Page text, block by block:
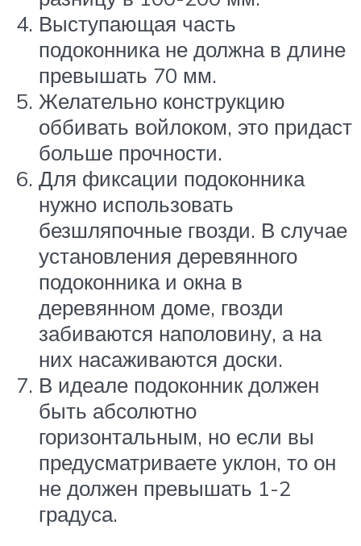
Выступающая часть
подоконника не должна в длине
превышать 70 мм.
Желательно конструкцию
оббивать войлоком, это придаст
больше прочности.
Для фиксации подоконника
нужно использовать
безшляпочные гвозди. В случае
установления деревянного
подоконника и окна в
деревянном доме, гвозди
забиваются наполовину, а на
них насаживаются доски.
В идеале подоконник должен
быть абсолютно
горизонтальным, но если вы
предусматриваете уклон, то он
не должен превышать 1-2
градуса.